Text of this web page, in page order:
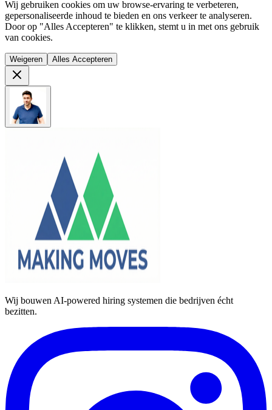
Wij gebruiken cookies om uw browse-ervaring te verbeteren,
gepersonaliseerde inhoud te bieden en ons verkeer te analyseren.
Door op "Alles Accepteren" te klikken, stemt u in met ons gebruik
van cookies.
Weigeren Alles Accepteren
Wij bouwen AI-powered hiring systemen die bedrijven écht
bezitten.